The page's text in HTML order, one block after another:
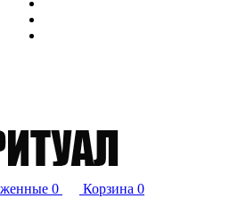
0 Корзина 0